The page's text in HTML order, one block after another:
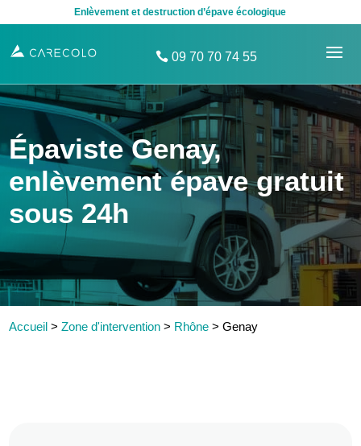
Enlèvement et destruction d’épave écologique
09 70 70 74 55
Épaviste Genay,
enlèvement épave gratuit
sous 24h
Accueil >Zone d'intervention > Rhône >Genay